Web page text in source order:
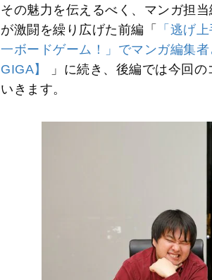
その魅力を伝えるべく、マンガ担
が激闘を繰り広げた前編「
「逃げ
一ボードゲーム！」でマンガ編集
GIGA】
」に続き、後編では今回
いきます。